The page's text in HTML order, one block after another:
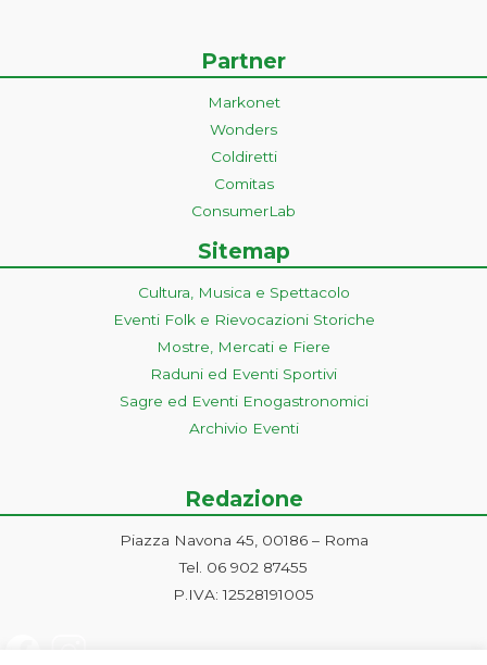
Partner
Markonet
Wonders
Coldiretti
Comitas
ConsumerLab
Sitemap
Cultura, Musica e Spettacolo
Eventi Folk e Rievocazioni Storiche
Mostre, Mercati e Fiere
Raduni ed Eventi Sportivi
Sagre ed Eventi Enogastronomici
Archivio Eventi
Redazione
Piazza Navona 45, 00186 – Roma
Tel. 06 902 87455
P.IVA: 12528191005